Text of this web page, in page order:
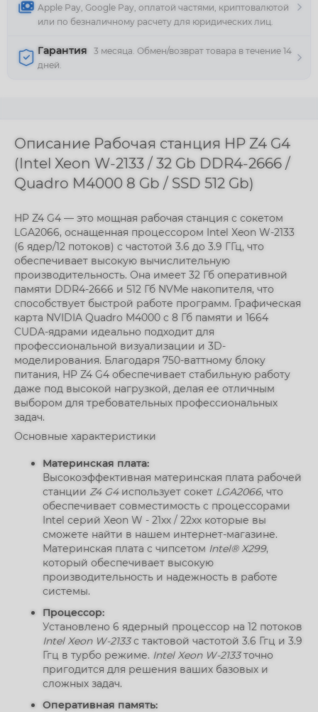
Apple Pay, Google Pay, оплатой частями, криптовалютой
или по безналичному расчету для юридических лиц.
Гарантия 3 месяца. Обмен/возврат товара в течение 14
дней.
Описание Рабочая станция HP Z4 G4
(Intel Xeon W-2133 / 32 Gb DDR4-2666 /
Quadro M4000 8 Gb / SSD 512 Gb)
HP Z4 G4 — это мощная рабочая станция с сокетом
LGA2066, оснащенная процессором Intel Xeon W-2133
(6 ядер/12 потоков) с частотой 3.6 до 3.9 ГГц, что
обеспечивает высокую вычислительную
производительность. Она имеет 32 Гб оперативной
памяти DDR4-2666 и 512 Гб NVMe накопителя, что
способствует быстрой работе программ. Графическая
карта NVIDIA Quadro M4000 с 8 Гб памяти и 1664
CUDA-ядрами идеально подходит для
профессиональной визуализации и 3D-
моделирования. Благодаря 750-ваттному блоку
питания, HP Z4 G4 обеспечивает стабильную работу
даже под высокой нагрузкой, делая ее отличным
выбором для требовательных профессиональных
задач.
Основные характеристики
Материнская плата:
Высокоэффективная материнская плата рабочей
станции Z4 G4использует сокет LGA2066, что
обеспечивает совместимость с процессорами
Intel серий Xeon W - 21xx / 22xx которые вы
сможете найти в нашем интернет-магазине.
Материнская плата с чипсетом Intel® X299,
который обеспечивает высокую
производительность и надежность в работе
системы.
Процессор:
Установлено 6 ядерный процессор на 12 потоков
Intel Xeon W-2133с тактовой частотой 3.6 Ггц и 3.9
Ггц в турбо режиме. Intel Xeon W-2133точно
пригодится для решения ваших базовых и
сложных задач.
Оперативная память: